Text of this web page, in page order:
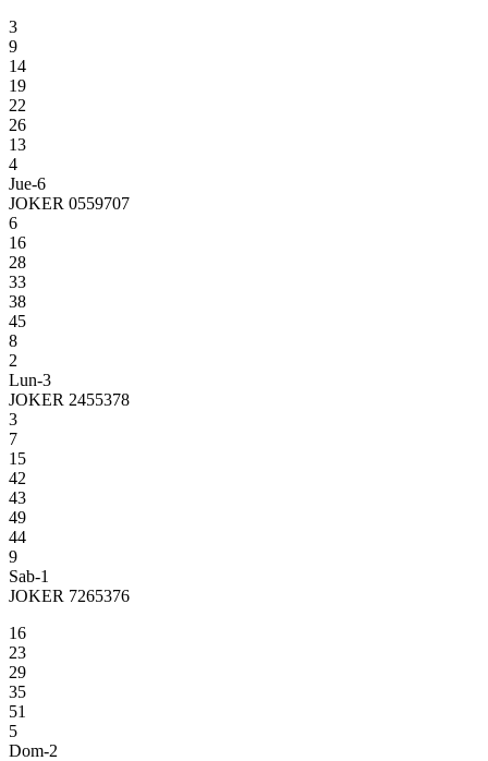
3
9
14
19
22
26
13
4
Jue-6
JOKER 0559707
6
16
28
33
38
45
8
2
Lun-3
JOKER 2455378
3
7
15
42
43
49
44
9
Sab-1
JOKER 7265376
16
23
29
35
51
5
Dom-2